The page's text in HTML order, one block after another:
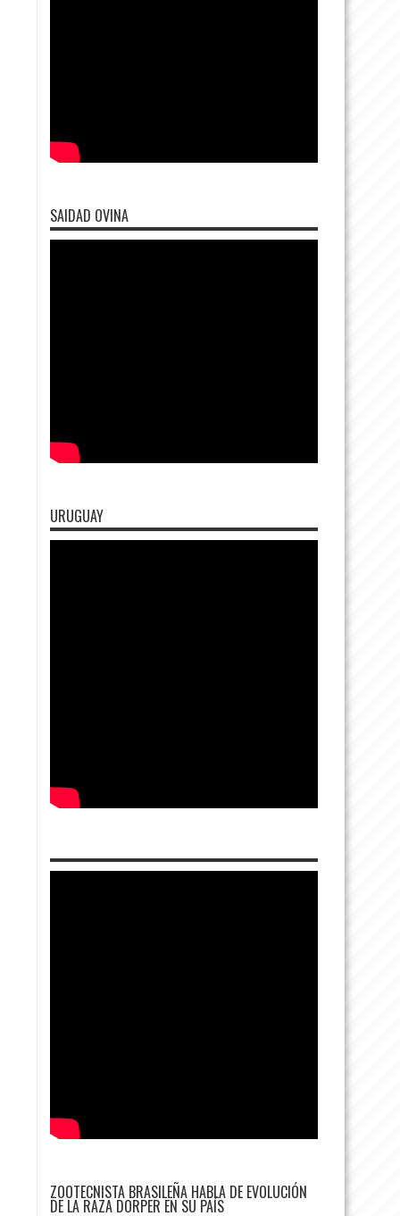
SAIDAD OVINA
URUGUAY
ZOOTECNISTA BRASILEÑA HABLA DE EVOLUCIÓN
DE LA RAZA DORPER EN SU PAÍS